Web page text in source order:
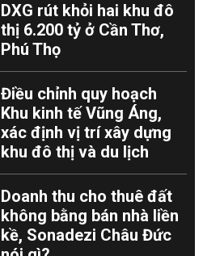
DXG rút khỏi hai khu đô
thị 6.200 tỷ ở Cần Thơ,
Phú Thọ
Điều chỉnh quy hoạch
Khu kinh tế Vũng Áng,
xác định vị trí xây dựng
khu đô thị và du lịch
Doanh thu cho thuê đất
không bằng bán nhà liền
kề, Sonadezi Châu Đức